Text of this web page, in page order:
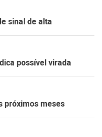
sinal de alta
possível virada
próximos meses